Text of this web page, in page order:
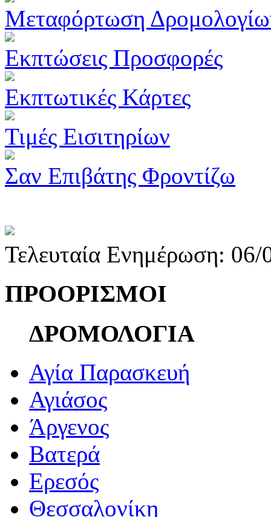
Μεταφόρτωση
Εκπτώσεις Προσφορές
Εκπτωτικές Κάρτες
Τιμές Εισιτηρίων
Σαν Επιβάτης Φροντίζω
Τελευταία Ενημέρωση:
ΠΡΟΟΡΙΣΜΟΙ
ΔΡΟΜΟΛΟΓΙΑ
Αγία Παρασκευή
Αγιάσος
Άργενος
Βατερά
Ερεσός
Θεσσαλονίκη